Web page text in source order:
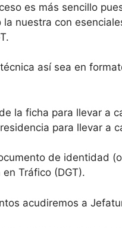
es más sencillo
nuestra con
así sea en
la ficha para llevar a
para llevar a
de identidad
Tráfico (DGT).
acudiremos a